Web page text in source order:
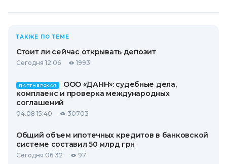
ТАКЖЕ ПО ТЕМЕ
Стоит ли сейчас открывать депозит
Сегодня 12:06 1993
ПАРТНЕРСКАЯ
ООО «ДАНН»: судебные дела,
комплаенс и проверка международных
соглашений
04.08 15:40 30703
Общий объем ипотечных кредитов в банковской
системе составил 50 млрд грн
Сегодня 06:32 97